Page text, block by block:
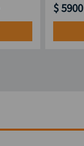
$5900